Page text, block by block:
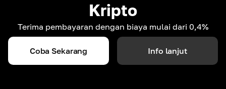
Kripto
Terima pembayaran dengan biaya mulai dari 0,4%
Coba Sekarang Info lanjut